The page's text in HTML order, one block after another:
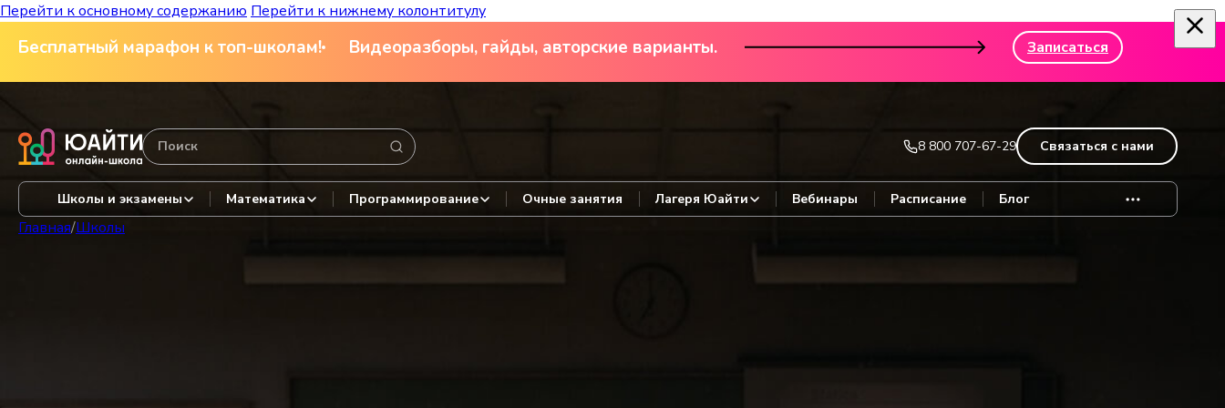
Перейти к основному содержанию Перейти к нижнему колонтитулу
Бесплатный марафон к топ-школам! Видеоразборы, гайды, авторские варианты. Записаться
8 800 707-67-29 Связаться с нами
Школы и экзамены Математика Программирование Очные занятия Лагеря Юайти Вебинары Расписание Блог
Главная/Школы